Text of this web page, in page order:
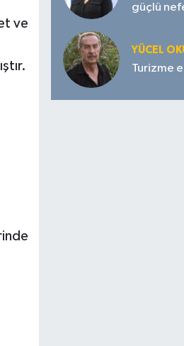
ve
güçlü
YÜCEL
Turizme